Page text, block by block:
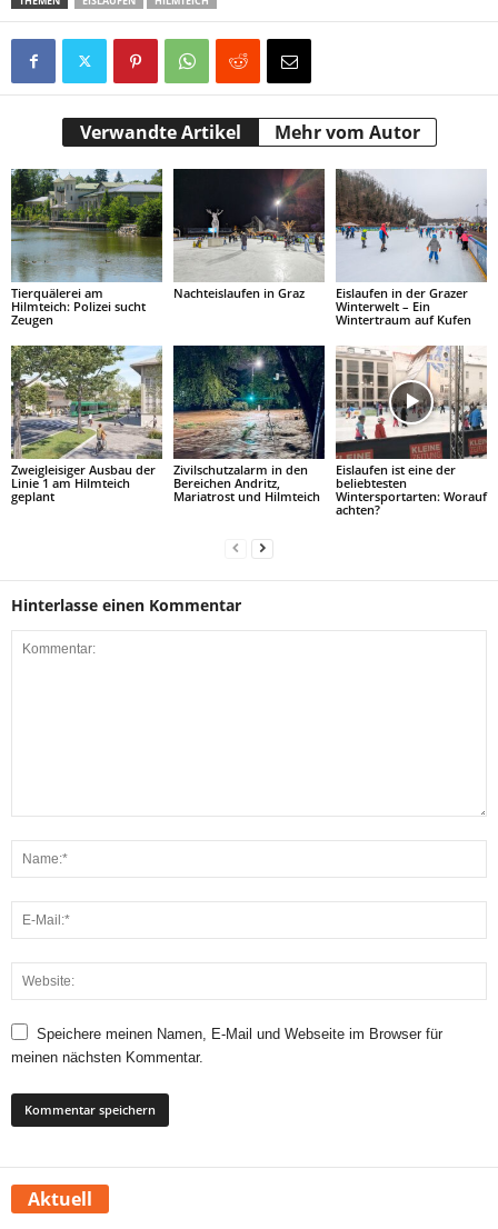
Verwandte Artikel Mehr vom Autor
Tierquälerei am
Hilmteich: Polizei sucht
Zeugen
Nachteislaufen in Graz
Eislaufen in der Grazer
Winterwelt – Ein
Wintertraum auf Kufen
Zwei­glei­si­ger Aus­bau der
Linie 1 am Hilm­teich
geplant
Zivilschutzalarm in den
Bereichen Andritz,
Mariatrost und Hilmteich
Eislaufen ist eine der
beliebtesten
Wintersportarten: Worauf
achten?
Hinterlasse einen Kommentar
Speichere meinen Namen, E-Mail und Webseite im Browser für
meinen nächsten Kommentar.
Aktuell